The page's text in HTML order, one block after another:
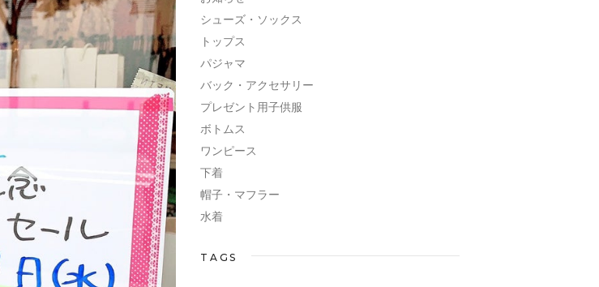
シューズ・ソックス
トップス
パジャマ
バック・アクセサリー
プレゼント用子供服
ボトムス
ワンピース
下着
帽子・マフラー
水着
TAGS